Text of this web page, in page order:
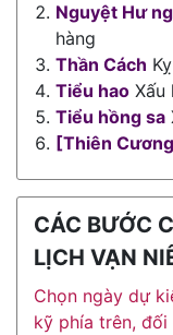
Nguyệt Hư
hàng
Thần Cách
Tiểu hao Xấu
Tiểu hồng sa
[Thiên
CÁC BƯỚC
LỊCH VẠN
Chọn ngày dự
kỹ phía trên,